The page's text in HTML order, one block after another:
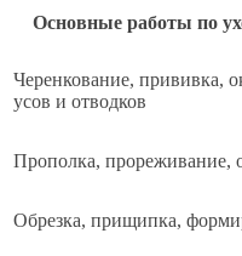
Основные работы по
Черенкование, прививка,
усов и отводков
Прополка, прореживание,
Обрезка, прищипка,